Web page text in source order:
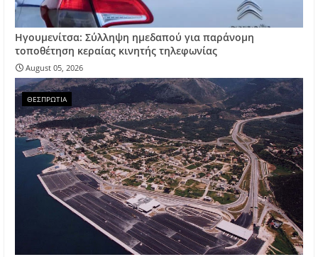
Ηγουμενίτσα: Σύλληψη ημεδαπού για παράνομη
τοποθέτηση κεραίας κινητής τηλεφωνίας
August 05, 2026
ΘΕΣΠΡΩΤΙΑ